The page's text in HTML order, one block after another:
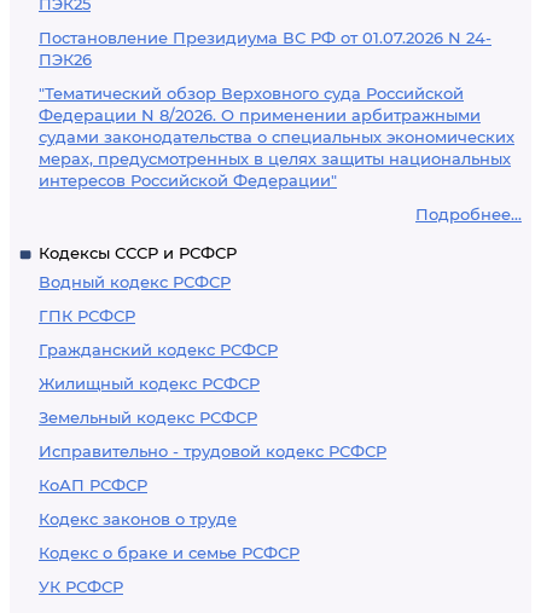
Постановление Президиума ВС РФ от 01.07.2026 N 24-
ПЭК26
"Тематический обзор Верховного суда Российской
Федерации N 8/2026. О применении арбитражными
судами законодательства о специальных экономических
мерах, предусмотренных в целях защиты национальных
интересов Российской Федерации"
Подробнее...
Кодексы СССР и РСФСР
Водный кодекс РСФСР
ГПК РСФСР
Гражданский кодекс РСФСР
Жилищный кодекс РСФСР
Земельный кодекс РСФСР
Исправительно - трудовой кодекс РСФСР
КоАП РСФСР
Кодекс законов о труде
Кодекс о браке и семье РСФСР
УК РСФСР